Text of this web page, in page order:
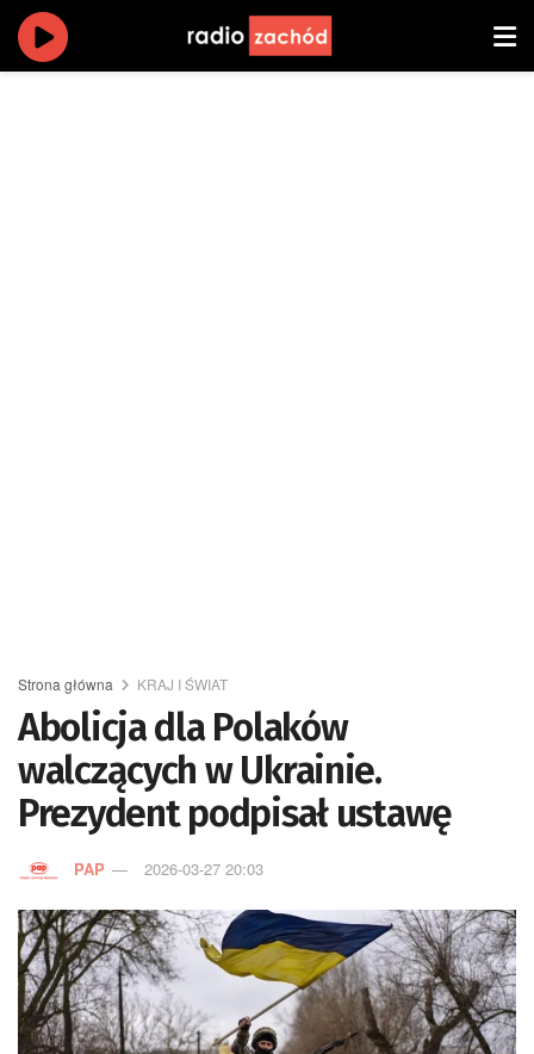
Strona główna KRAJ I ŚWIAT
Abolicja dla Polaków
walczących w Ukrainie.
Prezydent podpisał ustawę
PAP 2026-03-27 20:03